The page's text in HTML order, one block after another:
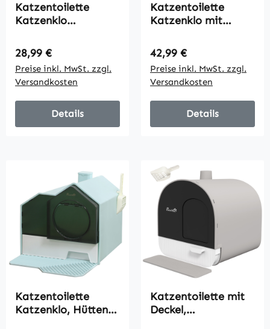
Katzentoilette
Katzenklo
Abdeckung, 2
Ausgänge, 48,5 x 38
x 36,5 cm, Grau +
Weiß
Regulärer Preis:
28,99 €
Preise inkl. MwSt. zzgl.
Versandkosten
Details
Katzentoilette
Katzenklo mit
Streufangmatte
Grün 43 x 44 x 47cm
Regulärer Preis:
42,99 €
Preise inkl. MwSt. zzgl.
Versandkosten
Details
Katzentoilette
Katzenklo, Hütten-
Katzentoilette mit
Deckel,